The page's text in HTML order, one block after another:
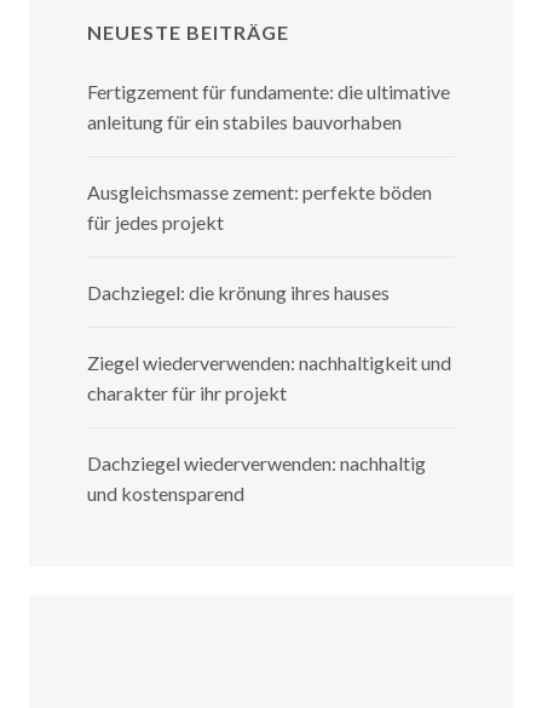
NEUESTE BEITRÄGE
Fertigzement für fundamente: die ultimative
anleitung für ein stabiles bauvorhaben
Ausgleichsmasse zement: perfekte böden
für jedes projekt
Dachziegel: die krönung ihres hauses
Ziegel wiederverwenden: nachhaltigkeit und
charakter für ihr projekt
Dachziegel wiederverwenden: nachhaltig
und kostensparend